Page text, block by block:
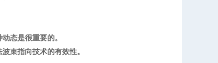
态是很重要的。
束指向技术的有效性。